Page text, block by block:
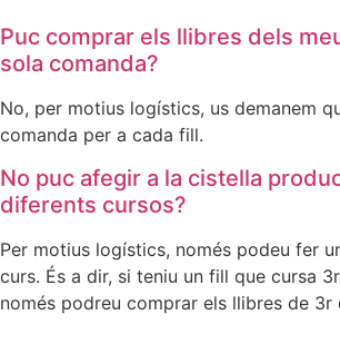
Puc comprar els llibres dels
sola comanda?
No, per motius logístics, us demanem
comanda per a cada fill.
No puc afegir a la cistella
diferents cursos?
Per motius logístics, només podeu fer
curs. És a dir, si teniu un fill que cursa
només podreu comprar els llibres de 3r